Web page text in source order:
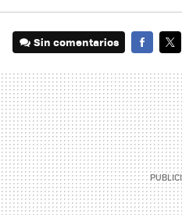
Sin comentarios